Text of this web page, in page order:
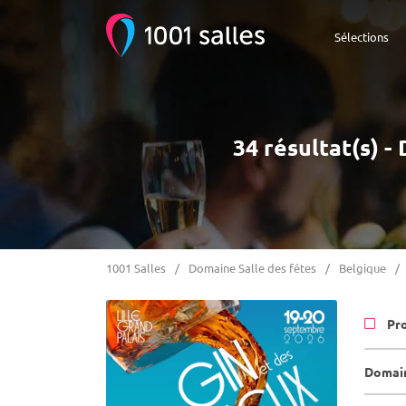
Sélections
34 résultat(s) -
1001 Salles Domaine Salle des fêtes Belgique